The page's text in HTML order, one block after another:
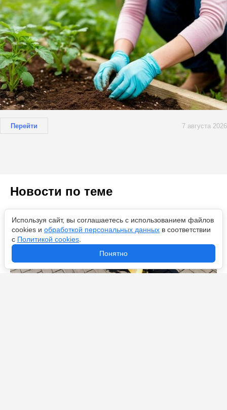
Новости по теме
Перейти 7 августа 2026
Используя сайт, вы соглашаетесь с использованием файлов
cookies и обработкой персональных данных в соответствии
с Политикой cookies
Понятно